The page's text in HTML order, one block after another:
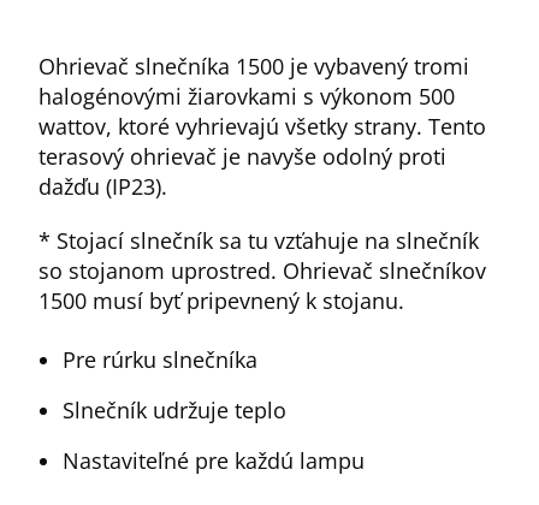
Ohrievač slnečníka 1500 je vybavený tromi
halogénovými žiarovkami s výkonom 500
wattov, ktoré vyhrievajú všetky strany. Tento
terasový ohrievač je navyše odolný proti
dažďu (IP23).
* Stojací slnečník sa tu vzťahuje na slnečník
so stojanom uprostred. Ohrievač slnečníkov
1500 musí byť pripevnený k stojanu.
Pre rúrku slnečníka
Slnečník udržuje teplo
Nastaviteľné pre každú lampu